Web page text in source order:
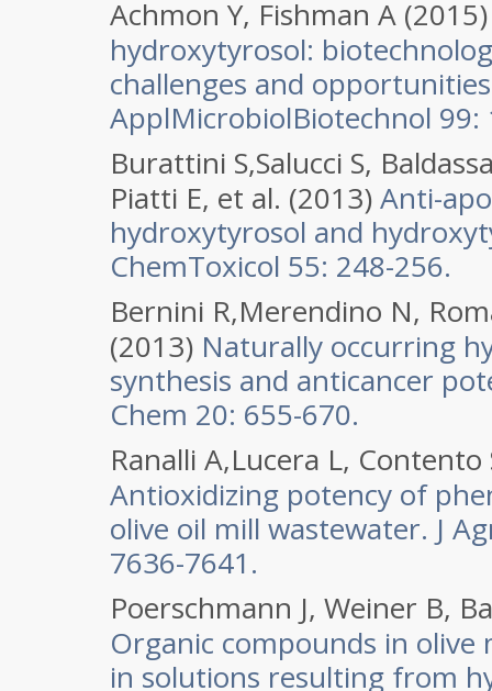
Achmon Y, Fishman A (2015)
hydroxytyrosol:
challenges and
ApplMicrobiolBiotechnol 99:
Burattini S,Salucci S,
Piatti E, et al. (2013)Anti-
hydroxytyrosol and
ChemToxicol 55: 248-256.
Bernini R,Merendino N,
(2013) Naturally occurring
synthesis and anticancer
Chem 20: 655-670.
Ranalli A,Lucera L, Contento
Antioxidizing potency of
olive oil mill wastewater. J
7636-7641.
Poerschmann J, Weiner B,
Organic compounds in olive
in solutions resulting from